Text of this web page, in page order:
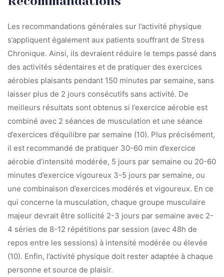
Les recommandations générales sur l’activité physique
s’appliquent également aux patients souffrant de Stress
Chronique. Ainsi, ils devraient réduire le temps passé dans
des activités sédentaires et de pratiquer des exercices
aérobies plaisants pendant 150 minutes par semaine, sans
laisser plus de 2 jours consécutifs sans activité. De
meilleurs résultats sont obtenus si l’exercice aérobie est
combiné avec 2 séances de musculation et une séance
d’exercices d’équilibre par semaine (10). Plus précisément,
il est recommandé de pratiquer 30-60 min d’exercice
aérobie d’intensité modérée, 5 jours par semaine ou 20-60
minutes d’exercice vigoureux 3-5 jours par semaine, ou
une combinaison d’exercices modérés et vigoureux. En ce
qui concerne la musculation, chaque groupe musculaire
majeur devrait être sollicité 2-3 jours par semaine avec 2-
4 séries de 8-12 répétitions par session (avec 48h de
repos entre les sessions) à intensité modérée ou élevée
(10). Enfin, l’activité physique doit rester adaptée à chaque
personne et source de plaisir.